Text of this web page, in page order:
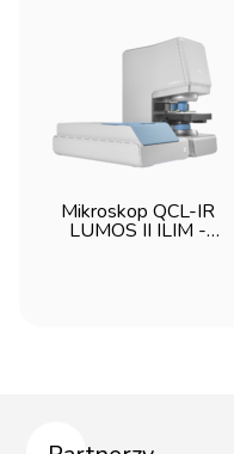
Mikroskop QCL-IR
LUMOS II ILIM -